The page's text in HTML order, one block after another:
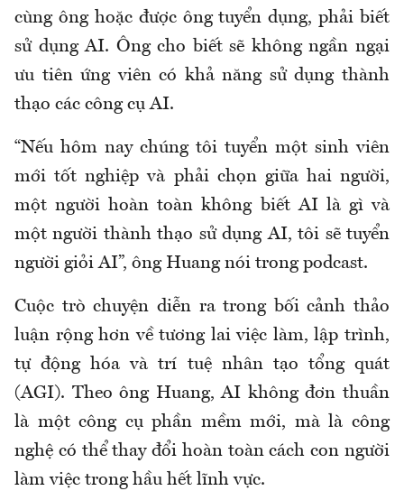
cùng ông hoặc được ông tuyển dụng, phải biết
sử dụng AI. Ông cho biết sẽ không ngần ngại
ưu tiên ứng viên có khả năng sử dụng thành
thạo các công cụ AI.
“Nếu hôm nay chúng tôi tuyển một sinh viên
mới tốt nghiệp và phải chọn giữa hai người,
một người hoàn toàn không biết AI là gì và
một người thành thạo sử dụng AI, tôi sẽ tuyển
người giỏi AI”, ông Huang nói trong podcast.
Cuộc trò chuyện diễn ra trong bối cảnh thảo
luận rộng hơn về tương lai việc làm, lập trình,
tự động hóa và trí tuệ nhân tạo tổng quát
(AGI). Theo ông Huang, AI không đơn thuần
là một công cụ phần mềm mới, mà là công
nghệ có thể thay đổi hoàn toàn cách con người
làm việc trong hầu hết lĩnh vực.